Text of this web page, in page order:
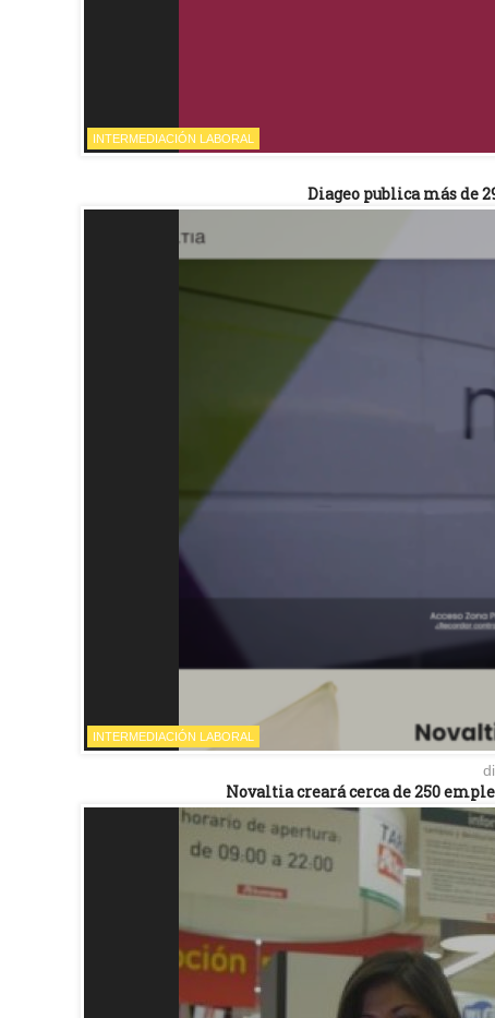
INTERMEDIACIÓN LABORAL
Diageo publica más de
INTERMEDIACIÓN LABORAL
Novaltia creará cerca de 250